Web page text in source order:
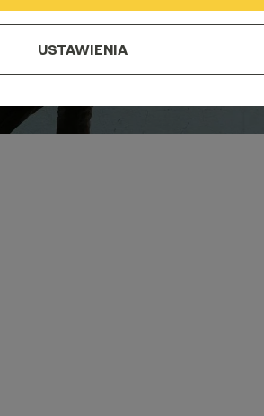
USTAWIENIA